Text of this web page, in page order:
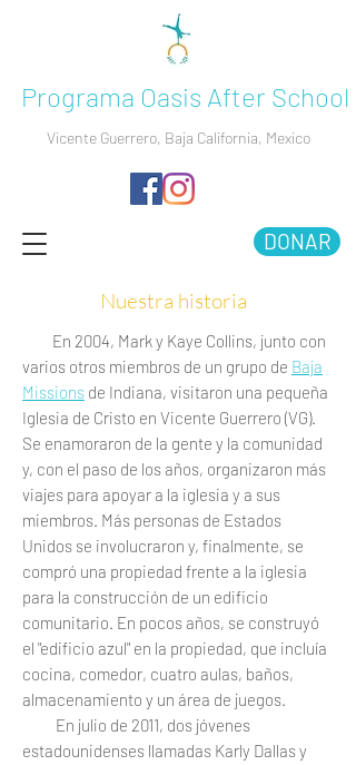
Programa Oasis After School
DONAR
Vicente Guerrero, Baja California, Mexico
Nuestra historia
En 2004, Mark y Kaye Collins, junto con
varios otros miembros de un grupo de Baja
Missions de Indiana, visitaron una pequeña
Iglesia de Cristo en Vicente Guerrero (VG).
Se enamoraron de la gente y la comunidad
y, con el paso de los años, organizaron más
viajes para apoyar a la iglesia y a sus
miembros. Más personas de Estados
Unidos se involucraron y, finalmente, se
compró una propiedad frente a la iglesia
para la construcción de un edificio
comunitario. En pocos años, se construyó
el "edificio azul" en la propiedad, que incluía
cocina, comedor, cuatro aulas, baños,
almacenamiento y un área de juegos.
En julio de 2011, dos jóvenes
estadounidenses llamadas Karly Dallas y